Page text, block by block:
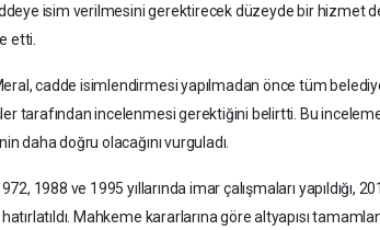
isim verilmesini gerektirecek düzeyde bir hizmet
etti.
cadde isimlendirmesi yapılmadan önce tüm
tarafından incelenmesi gerektiğini belirtti. Bu
daha doğru olacağını vurguladı.
1988 ve 1995 yıllarında imar çalışmaları yapıldığı,
Mahkeme kararlarına göre altyapısı